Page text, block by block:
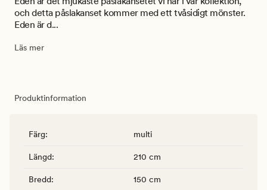
och detta påslakanset kommer med ett tvåsidigt mönster.
Eden är d...
Läs mer
Produktinformation
Färg: multi
Längd: 210 cm
Bredd: 150 cm